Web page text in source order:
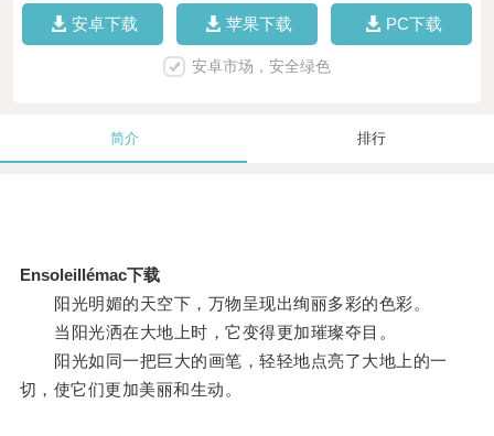
安卓下载 苹果下载 PC下载
安卓市场，安全绿色
简介 排行
Ensoleillémac下载
阳光明媚的天空下，万物呈现出绚丽多彩的色彩。
当阳光洒在大地上时，它变得更加璀璨夺目。
阳光如同一把巨大的画笔，轻轻地点亮了大地上的一
切，使它们更加美丽和生动。